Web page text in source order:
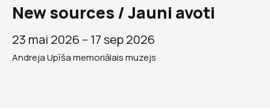
New sources / Jauni avoti
23 mai 2026 – 17 sep 2026
Andreja Upīša memoriālais muzejs